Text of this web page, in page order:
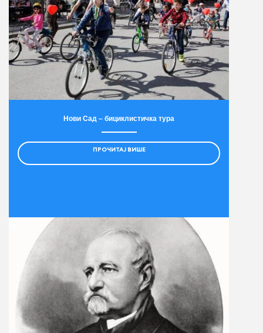
Нови Сад – бициклистичка тура
ПРОЧИТАЈ ВИШЕ